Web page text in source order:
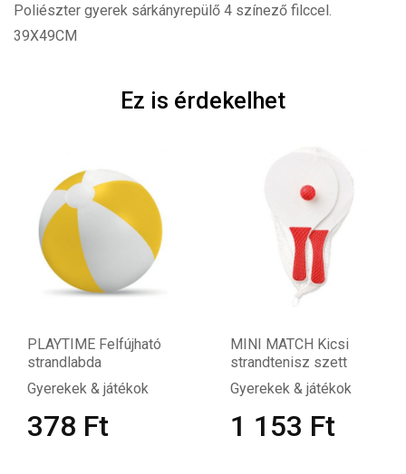
Poliészter gyerek sárkányrepülő 4 színező filccel.
39X49CM
Ez is érdekelhet
PLAYTIME Felfújható
strandlabda
Gyerekek & játékok
378 Ft
MINI MATCH Kicsi
strandtenisz szett
Gyerekek & játékok
1 153 Ft